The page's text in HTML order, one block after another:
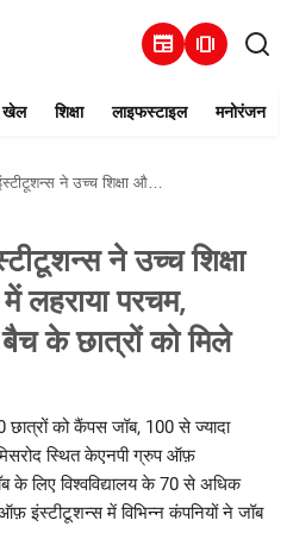
newspaper amp_stories
खेल शिक्षा लाइफस्टाइल मनोरंजन
में लहराया परचम, 2023 पासिंग आउट बैच के छात्रों को मिले शानदार जॉब ऑफर
ने उच्च शिक्षा
लहराया परचम,
के छात्रों को मिले
को कैंपस जॉब, 100 से ज्यादा
स्थित केएनपी ग्रुप ऑफ़
के लिए विश्वविद्यालय के 70 से अधिक
इंस्टीटूशन्स में विभिन्न कंपनियों ने जॉब